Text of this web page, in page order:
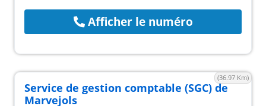
Afficher le numéro
(36.97 Km)
Service de gestion comptable (SGC) de
Marvejols